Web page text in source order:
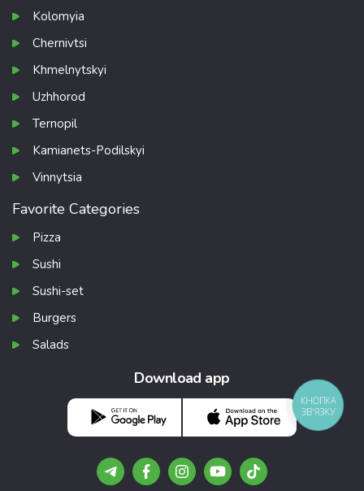
Kolomyia
Chernivtsi
Khmelnytskyi
Uzhhorod
Ternopil
Kamianets-Podilskyi
Vinnytsia
Favorite Categories
Pizza
Sushi
Sushi-set
Burgers
Salads
Download app
КНОПКА
ЗВ'ЯЗКУ